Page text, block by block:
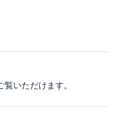
いただけます。